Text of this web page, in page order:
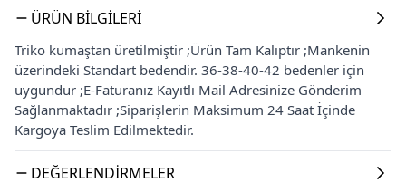
ÜRÜN BILGILERI
Triko kumaştan üretilmiştir ;Ürün Tam Kalıptır ;Mankenin
üzerindeki Standart bedendir. 36-38-40-42 bedenler için
uygundur ;E-Faturanız Kayıtlı Mail Adresinize Gönderim
Sağlanmaktadır ;Siparişlerin Maksimum 24 Saat İçinde
Kargoya Teslim Edilmektedir.
DEĞERLENDIRMELER